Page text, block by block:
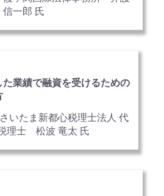
一郎 氏
業績で融資を受けるための
さいたま新都心税理士法人 代
理士 松波 竜太 氏